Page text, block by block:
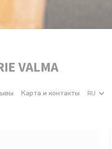
VALMA
Карта и контакты RU